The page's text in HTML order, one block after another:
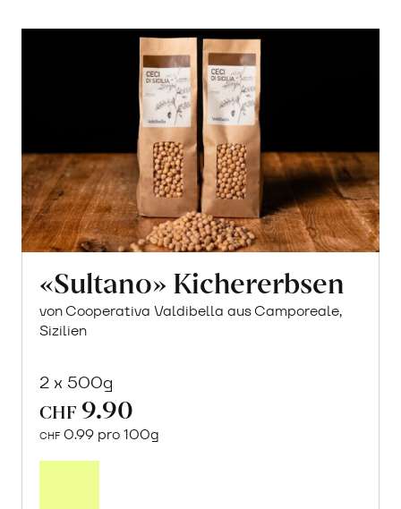
«Sultano» Kichererbsen
von Cooperativa Valdibella aus Camporeale,
Sizilien
2 x 500g
CHF 9.90
CHF 0.99 pro 100g